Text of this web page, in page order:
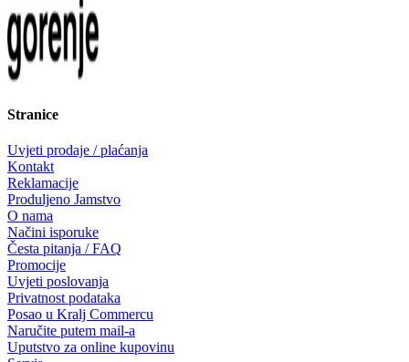
Stranice
Uvjeti prodaje / plaćanja
Kontakt
Reklamacije
Produljeno Jamstvo
O nama
Načini isporuke
Česta pitanja / FAQ
Promocije
Uvjeti poslovanja
Privatnost podataka
Posao u Kralj Commercu
Naručite putem mail-a
Uputstvo za online kupovinu